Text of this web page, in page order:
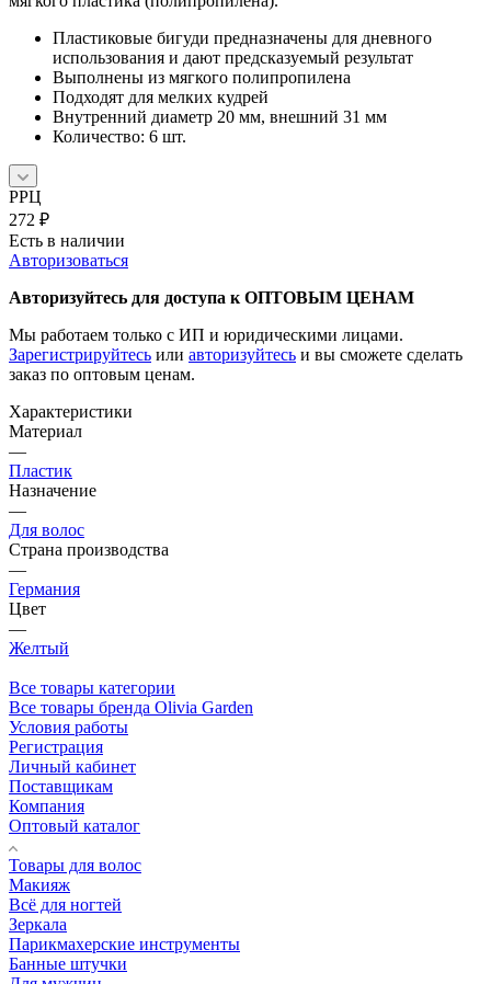
Пластиковые бигуди предназначены для дневного
использования и дают предсказуемый результат
Выполнены из мягкого полипропилена
Подходят для мелких кудрей
Внутренний диаметр 20 мм, внешний 31 мм
Количество: 6 шт.
РРЦ
272 ₽
Есть в наличии
Авторизоваться
Авторизуйтесь для доступа к ОПТОВЫМ ЦЕНАМ
Мы работаем только с ИП и юридическими лицами.
Зарегистрируйтесь или авторизуйтесь и вы сможете сделать
заказ по оптовым ценам.
Характеристики
Материал
—
Пластик
Назначение
—
Для волос
Страна производства
—
Германия
Цвет
—
Желтый
Все товары категории
Все товары бренда Olivia Garden
Условия работы
Регистрация
Личный кабинет
Поставщикам
Компания
Оптовый каталог
Товары для волос
Макияж
Всё для ногтей
Зеркала
Парикмахерские инструменты
Банные штучки